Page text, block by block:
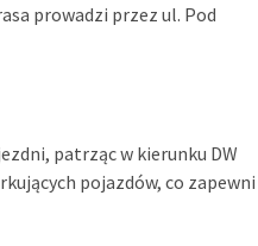
prowadzi przez ul. Pod
patrząc w kierunku DW
pojazdów, co zapewni